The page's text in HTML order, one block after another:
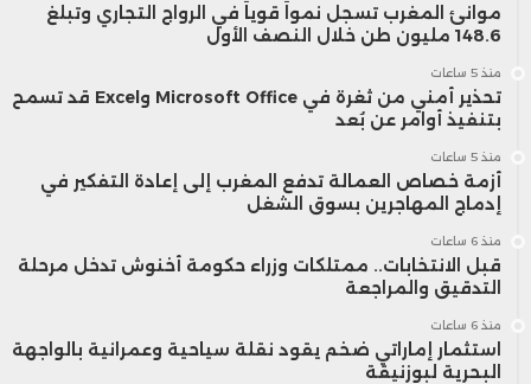
موانئ المغرب تسجل نمواً قوياً في الرواج التجاري وتبلغ
148.6 مليون طن خلال النصف الأول
منذ 5 ساعات
تحذير أمني من ثغرة في Microsoft Office وExcel قد تسمح
بتنفيذ أوامر عن بُعد
منذ 5 ساعات
أزمة خصاص العمالة تدفع المغرب إلى إعادة التفكير في
إدماج المهاجرين بسوق الشغل
منذ 6 ساعات
قبل الانتخابات.. ممتلكات وزراء حكومة أخنوش تدخل مرحلة
التدقيق والمراجعة
منذ 6 ساعات
استثمار إماراتي ضخم يقود نقلة سياحية وعمرانية بالواجهة
البحرية لبوزنيقة